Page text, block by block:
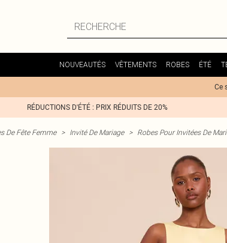
NOUVEAUTÉS VÊTEMENTS ROBES ÉTÉ
Ce
RÉDUCTIONS D'ÉTÉ : PRIX RÉDUITS DE 20%
De Fête Femme > Invité De Mariage > Robes Pour Invitées De